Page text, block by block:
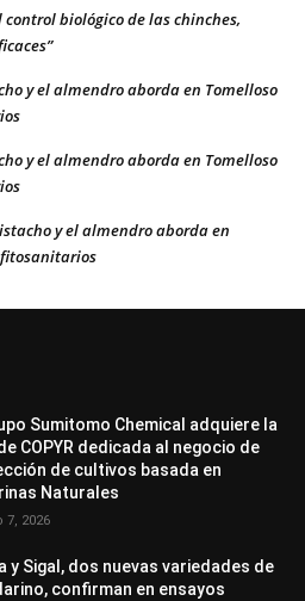
control biológico de las chinches,
y el almendro aborda en Tomelloso
y el almendro aborda en Tomelloso
y el almendro aborda en
fitosanitarios
Sumitomo Chemical adquiere la
COPYR dedicada al negocio de
de cultivos basada en
Naturales
7, 2026
y Sigal, dos nuevas variedades de
confirman en ensayos